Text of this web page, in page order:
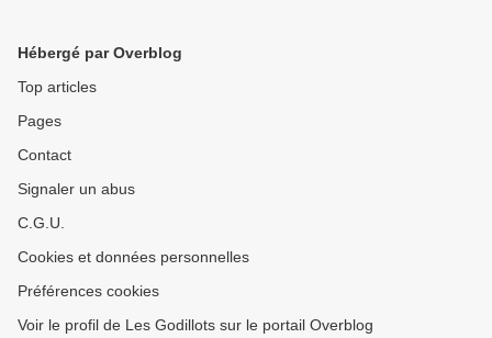
Hébergé par Overblog
Top articles
Pages
Contact
Signaler un abus
C.G.U.
Cookies et données personnelles
Préférences cookies
Voir le profil de Les Godillots sur le portail Overblog